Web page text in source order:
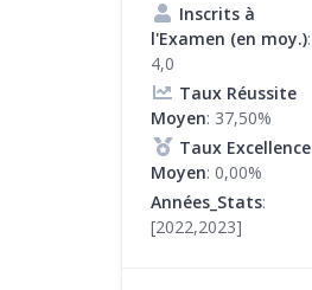
Inscrits à
l'Examen (en moy.):
4,0
Taux Réussite
Moyen: 37,50%
Taux Excellence
Moyen: 0,00%
Années_Stats:
[2022,2023]